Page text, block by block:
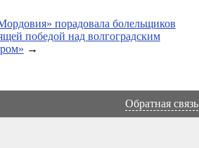
порадовала болельщиков
победой над волгоградским
→
Обратная связь